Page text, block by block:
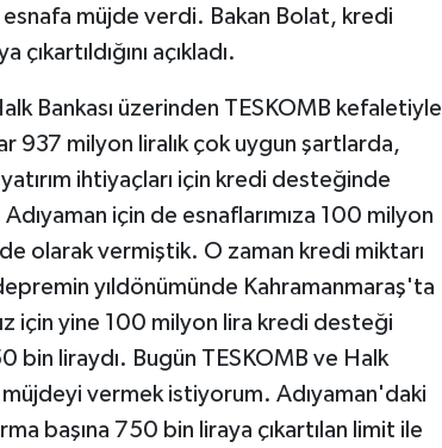
müjde verdi. Bakan Bolat, kredi
açıkladı.
Bankası üzerinden TESKOMB kefaletiyle
937 milyon liralık çok uygun şartlarda,
ihtiyaçları için kredi desteğinde
için de esnaflarımıza 100 milyon
olarak vermiştik. O zaman kredi miktarı
yıldönümünde Kahramanmaraş'ta
için yine 100 milyon lira kredi desteği
bin liraydı. Bugün TESKOMB ve Halk
vermek istiyorum. Adıyaman'daki
başına 750 bin liraya çıkartılan limit ile